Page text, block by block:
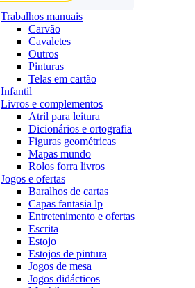
Trabalhos manuais
Carvão
Cavaletes
Outros
Pinturas
Telas em cartão
Infantil
Livros e complementos
Atril para leitura
Dicionários e ortografia
Figuras geométricas
Mapas mundo
Rolos forra livros
Jogos e ofertas
Baralhos de cartas
Capas fantasia lp
Entretenimento e ofertas
Escrita
Estojo
Estojos de pintura
Jogos de mesa
Jogos didácticos